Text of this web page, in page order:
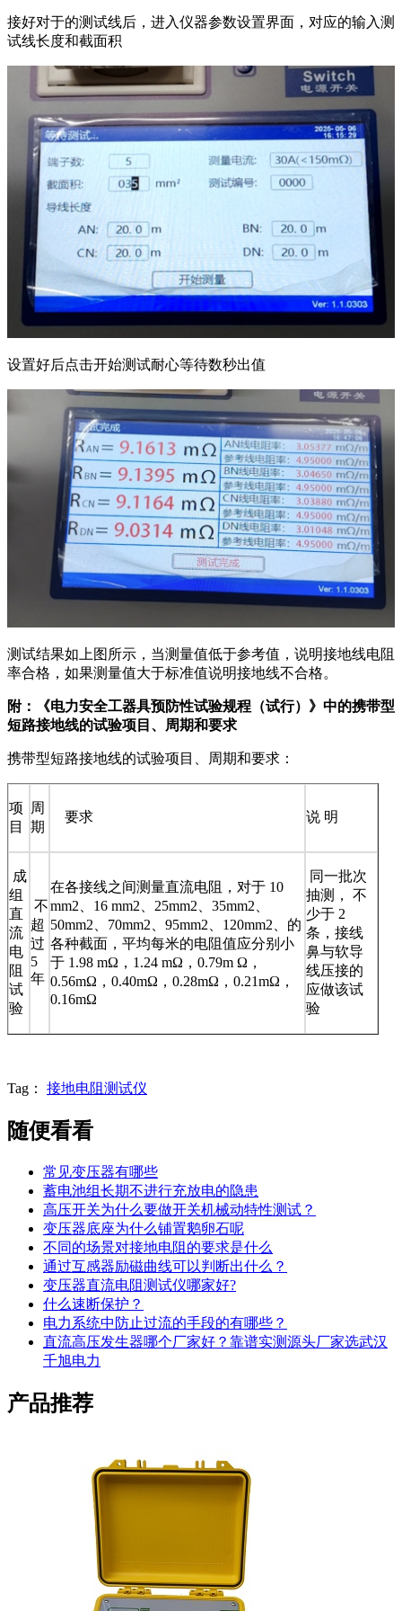
接好对于的测试线后，进入仪器参数设置界面，对应的输入测
试线长度和截面积
设置好后点击开始测试耐心等待数秒出值
测试结果如上图所示，当测量值低于参考值，说明接地线电阻
率合格，如果测量值大于标准值说明接地线不合格。
附：《电力安全工器具预防性试验规程（试行）》中的携带型
短路接地线的试验项目、周期和要求
携带型短路接地线的试验项目、周期和要求：
项
目
周
期
要求 说 明
成
组
直
流
电
阻
试
验
不
超
过
5
年
在各接线之间测量直流电阻，对于 10
mm2、16 mm2、25mm2、35mm2、
50mm2、70mm2、95mm2、120mm2、的
各种截面，平均每米的电阻值应分别小
于 1.98 mΩ，1.24 mΩ，0.79m Ω，
0.56mΩ，0.40mΩ，0.28mΩ，0.21mΩ，
0.16mΩ
同一批次
抽测， 不
少于 2
条，接线
鼻与软导
线压接的
应做该试
验
Tag： 接地电阻测试仪
随便看看
常见变压器有哪些
蓄电池组长期不进行充放电的隐患
高压开关为什么要做开关机械动特性测试？
变压器底座为什么铺置鹅卵石呢
不同的场景对接地电阻的要求是什么
通过互感器励磁曲线可以判断出什么？
变压器直流电阻测试仪哪家好?
什么速断保护？
电力系统中防止过流的手段的有哪些？
直流高压发生器哪个厂家好？靠谱实测源头厂家选武汉
千旭电力
产品推荐